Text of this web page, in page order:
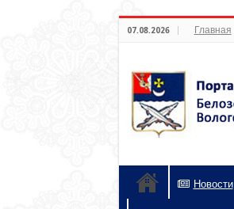
07.08.2026 Главная
Новости